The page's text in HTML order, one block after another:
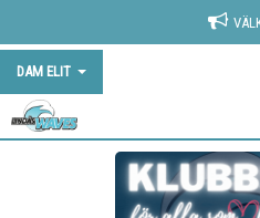
DAM ELIT